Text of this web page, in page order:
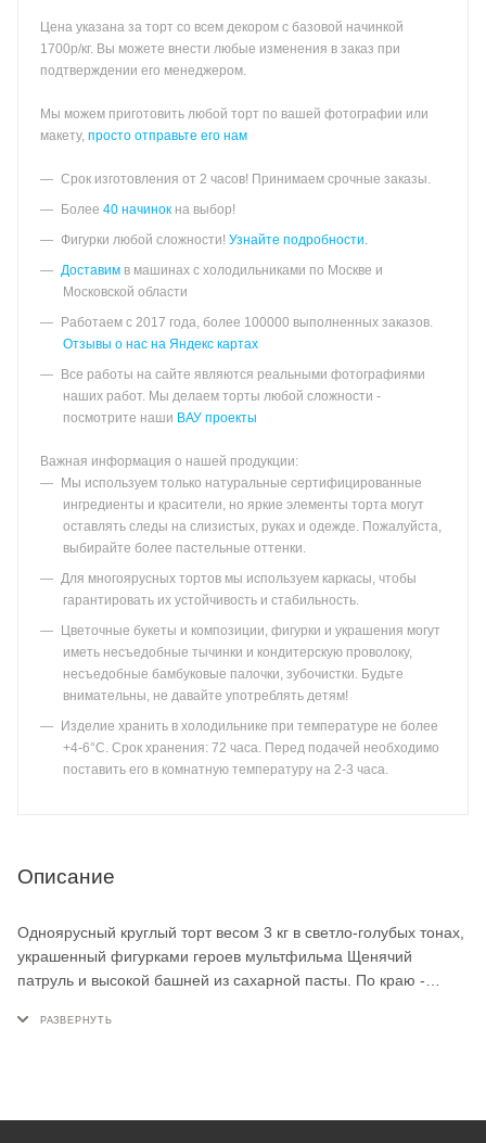
Цена указана за торт со всем декором с базовой начинкой
1700р/кг. Вы можете внести любые изменения в заказ при
подтверждении его менеджером.
Мы можем приготовить любой торт по вашей фотографии или
макету, просто отправьте его нам
Срок изготовления от 2 часов! Принимаем срочные заказы.
Более 40 начинок на выбор!
Фигурки любой сложности! Узнайте подробности.
Доставим в машинах с холодильниками по Москве и
Московской области
Работаем с 2017 года, более 100000 выполненных заказов.
Отзывы о нас на Яндекс картах
Все работы на сайте являются реальными фотографиями
наших работ. Мы делаем торты любой сложности -
посмотрите наши ВАУ проекты
Важная информация о нашей продукции:
Мы используем только натуральные сертифицированные
ингредиенты и красители, но яркие элементы торта могут
оставлять следы на слизистых, руках и одежде. Пожалуйста,
выбирайте более пастельные оттенки.
Для многоярусных тортов мы используем каркасы, чтобы
гарантировать их устойчивость и стабильность.
Цветочные букеты и композиции, фигурки и украшения могут
иметь несъедобные тычинки и кондитерскую проволоку,
несъедобные бамбуковые палочки, зубочистки. Будьте
внимательны, не давайте употреблять детям!
Изделие хранить в холодильнике при температуре не более
+4-6°С. Срок хранения: 72 часа. Перед подачей необходимо
поставить его в комнатную температуру на 2-3 часа.
Описание
Одноярусный круглый торт весом 3 кг в светло-голубых тонах,
украшенный фигурками героев мультфильма Щенячий
патруль и высокой башней из сахарной пасты. По краю -
спереди яркая цифра 3. Такой детский торт на заказ для